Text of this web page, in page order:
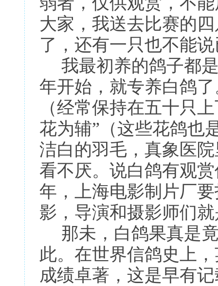
大家，我送去比赛的
了，还有一只也不能
我最初养的鸽子都是
年开始，就专养白鸽
（经常保持在五十只
花为辅”（这些花鸽也
洁白的羽毛，真象医
看不厌。说白鸽有观
年，上海电影制片厂
影，导演和摄影师们
那未，白鸽果真是
此。在世界信鸽史上
成绩卓著，这是早有